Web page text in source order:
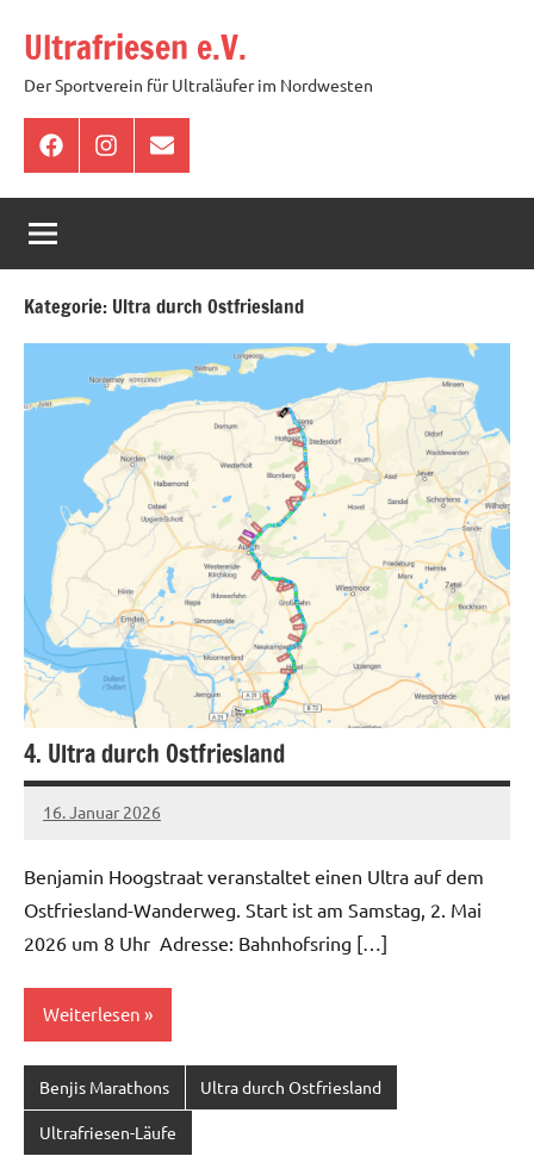
Inhalt
springen
Ultrafriesen e.V.
Der Sportverein für Ultraläufer im Nordwesten
FacebookInstagram
E-
Mail
Kategorie: Ultra durch Ostfriesland
4. Ultra durch Ostfriesland
16. Januar 2026
admin
Keine
Benjamin Hoogstraat veranstaltet einen Ultra auf dem
Ostfriesland-Wanderweg. Start ist am Samstag, 2. Mai
2026 um 8 Uhr Adresse: Bahnhofsring […]
Weiterlesen
Benjis Marathons Ultra durch Ostfriesland
Ultrafriesen-Läufe